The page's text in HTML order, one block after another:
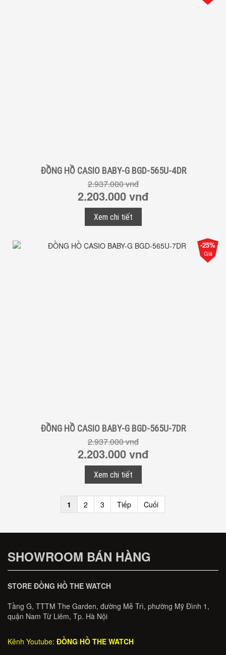
ĐỒNG HỒ CASIO BABY-G BGD-565U-4DR
2.937.000 vnđ
2.203.000 vnđ
Xem chi tiết
-25%
Giá
ĐỒNG HỒ CASIO BABY-G BGD-565U-7DR
2.937.000 vnđ
2.203.000 vnđ
Xem chi tiết
1 2 3 Tiếp Cuối
SHOWROOM BÁN HÀNG
STORE ĐỒNG HỒ THE WATCH
Tầng G, TTTM The Garden, đường Mễ Trì, phường Mỹ Đình 1,
quận Nam Từ Liêm, Tp. Hà Nội
Kênh Youtube: ĐỒNG HỒ THE WATCH